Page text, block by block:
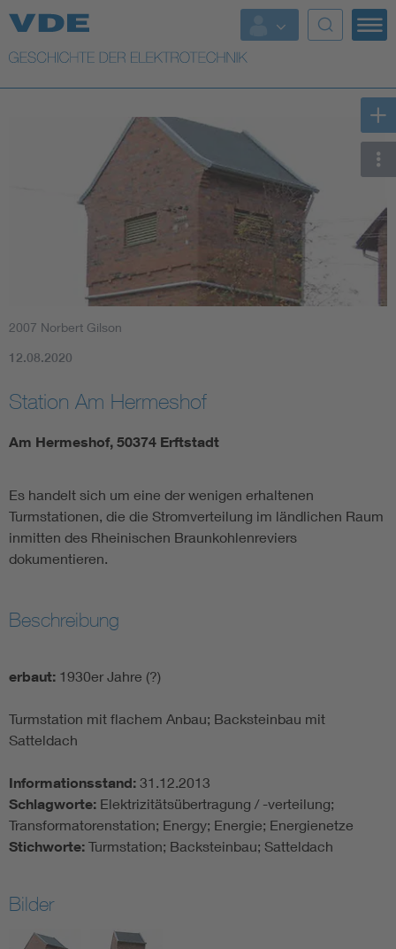
Top Themen
Weitere Themen
2007 Norbert Gilson
12.08.2020
Station Am Hermeshof
Am Hermeshof, 50374 Erftstadt
Es handelt sich um eine der wenigen erhaltenen
Turmstationen, die die Stromverteilung im ländlichen Raum
inmitten des Rheinischen Braunkohlenreviers
dokumentieren.
Beschreibung
erbaut: 1930er Jahre (?)
Turmstation mit flachem Anbau; Backsteinbau mit
Satteldach
Informationsstand: 31.12.2013
Schlagworte: Elektrizitätsübertragung / -verteilung;
Transformatorenstation; Energy; Energie; Energienetze
Stichworte: Turmstation; Backsteinbau; Satteldach
Bilder